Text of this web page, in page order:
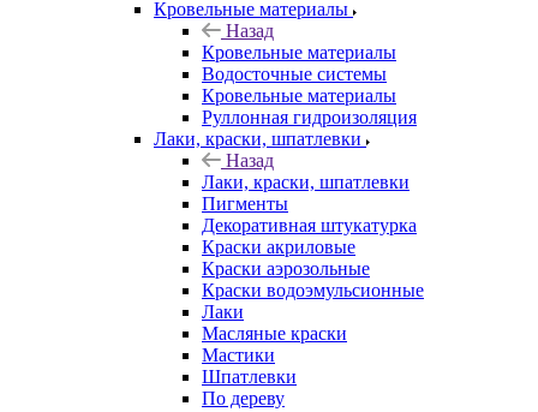
Кровельные материалы
Назад
Кровельные материалы
Водосточные системы
Кровельные материалы
Руллонная гидроизоляция
Лаки, краски, шпатлевки
Назад
Лаки, краски, шпатлевки
Пигменты
Декоративная штукатурка
Краски акриловые
Краски аэрозольные
Краски водоэмульсионные
Лаки
Масляные краски
Мастики
Шпатлевки
По дереву